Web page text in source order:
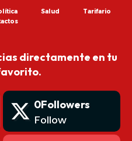
Salud
Tarifario
directamente en tu
0Followers
Follow